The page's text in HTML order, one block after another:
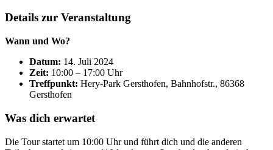
Details zur Veranstaltung
Wann und Wo?
Datum: 14. Juli 2024
Zeit: 10:00 – 17:00 Uhr
Treffpunkt: Hery-Park Gersthofen, Bahnhofstr., 86368
Gersthofen
Was dich erwartet
Die Tour startet um 10:00 Uhr und führt dich und die anderen